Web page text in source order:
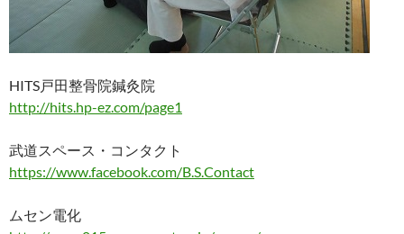
HITS戸田整骨院鍼灸院
http://hits.hp-ez.com/page1
武道スペース・コンタクト
https://www.facebook.com/B.S.Contact
ムセン電化